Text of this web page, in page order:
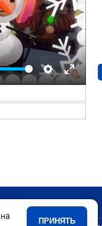
Settings
Enter
•Мультики
ПРИНЯТЬ